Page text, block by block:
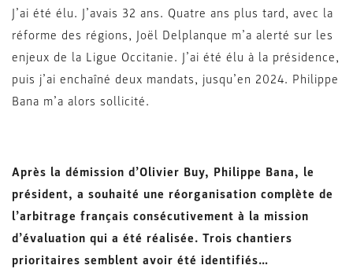
J’ai été élu. J’avais 32 ans. Quatre ans plus tard, avec la
réforme des régions, Joël Delplanque m’a alerté sur les
enjeux de la Ligue Occitanie. J’ai été élu à la présidence,
puis j’ai enchaîné deux mandats, jusqu’en 2024. Philippe
Bana m’a alors sollicité.
Après la démission d’Olivier Buy, Philippe Bana, le
président, a souhaité une réorganisation complète de
l’arbitrage français consécutivement à la mission
d’évaluation qui a été réalisée. Trois chantiers
prioritaires semblent avoir été identifiés…